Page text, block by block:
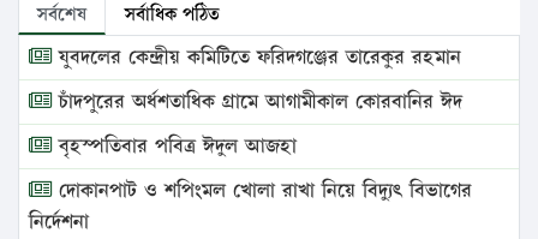
সর্বশেষ সর্বাধিক পঠিত
যুবদলের কেন্দ্রীয় কমিটিতে ফরিদগঞ্জের তারেকুর রহমান
চাঁদপুরের অর্ধশতাধিক গ্রামে আগামীকাল কোরবানির ঈদ
বৃহস্পতিবার পবিত্র ঈদুল আজহা
দোকানপাট ও শপিংমল খোলা রাখা নিয়ে বিদ্যুৎ বিভাগের
নির্দেশনা